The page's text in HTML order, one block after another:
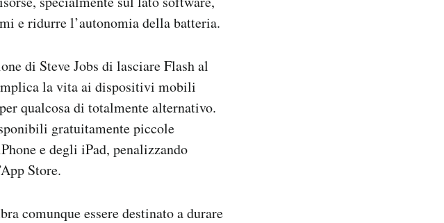
e ridurre l’autonomia della batteria.
di Steve Jobs di lasciare Flash al
la vita ai dispositivi mobili
qualcosa di totalmente alternativo.
gratuitamente piccole
e degli iPad, penalizzando
Store.
comunque essere destinato a durare